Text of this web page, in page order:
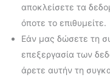
αποκλείσετε τα
όποτε το επιθυμείτε.
Εάν μας δώσετε τη
επεξεργασία των
άρετε αυτήν τη